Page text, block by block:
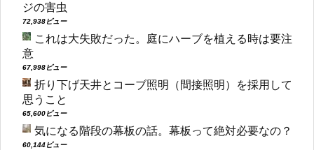
ジの害虫
72,938ビュー
これは大失敗だった。庭にハーブを植える時は要注
意
67,998ビュー
折り下げ天井とコーブ照明（間接照明）を採用して
思うこと
65,600ビュー
気になる階段の幕板の話。幕板って絶対必要なの？
60,144ビュー